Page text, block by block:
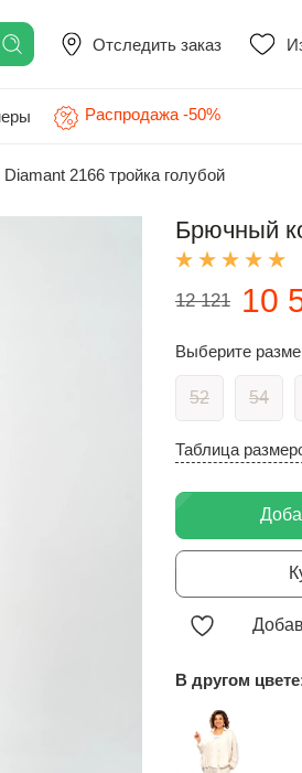
Отследить заказ
Распродажа -50%
Diamant 2166 тройка голубой
Брючный
12 121 10
Выберите
52 54
Таблица
В другом